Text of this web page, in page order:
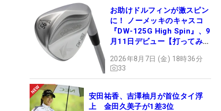
お助けドルフィンが激スピン
に！ ノーメッキのキャスコ
『DW-125G High Spin』、9
月11日デビュー【打ってみ
2026年8月7日 (金) 18時36分
33
安田祐香、吉澤柚月が首位タイ浮
上 金田久美子が1差3位